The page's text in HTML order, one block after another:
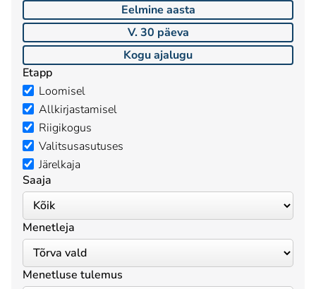
Eelmine aasta
V. 30 päeva
Kogu ajalugu
Etapp
Loomisel
Allkirjastamisel
Riigikogus
Valitsusasutuses
Järelkaja
Saaja
Menetleja
Menetluse tulemus